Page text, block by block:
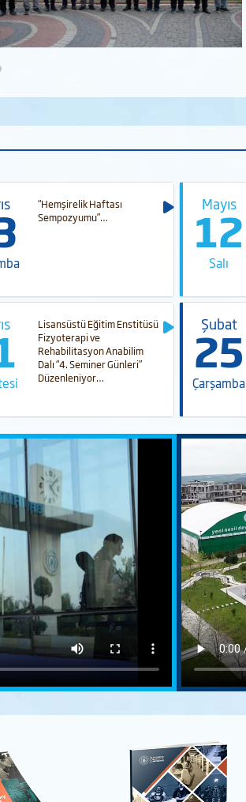
Eğitim Enstitüsü Fizyoterapi ve Rehabilitasyon
Dalı “4. Seminer Günleri” Düzenleniyor
“Hemşirelik Haftası
Sempozyumu”…
Mayıs
12
Salı
Lisansüstü Eğitim Enstitüsü
Fizyoterapi ve
Rehabilitasyon Anabilim
Dalı “4. Seminer Günleri”
Düzenleniyor…
Şubat
25
Çarşamba